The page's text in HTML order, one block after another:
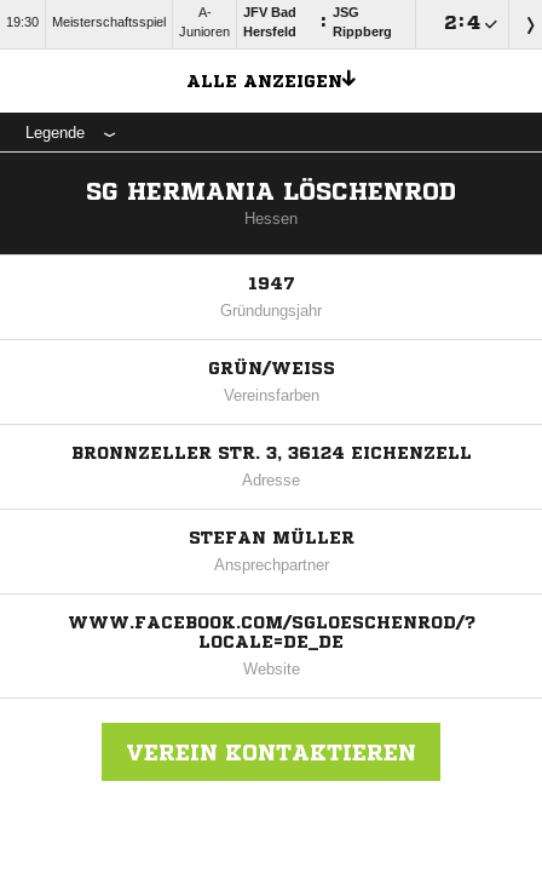
19:30 Meisterschaftsspiel
A-
Junioren
JFV Bad
Hersfeld
: JSG
Rippberg
:
ALLE ANZEIGEN
Legende
SG HERMANIA LÖSCHENROD
Hessen
1947
Gründungsjahr
GRÜN/WEISS
Vereinsfarben
BRONNZELLER STR. 3, 36124 EICHENZELL
Adresse
STEFAN MÜLLER
Ansprechpartner
WWW.FACEBOOK.COM/SGLOESCHENROD/?
LOCALE=DE_DE
Website
VEREIN KONTAKTIEREN